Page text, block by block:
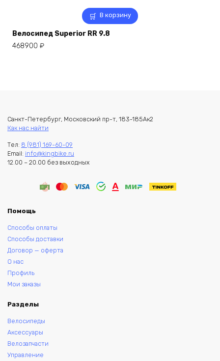
В корзину
Велосипед Superior RR 9.8
468900 ₽
Санкт-Петербург, Московский пр-т, 183-185Ак2
Как нас найти
Тел: 8 (981) 169-60-09
Email: info@kingbike.ru
12.00 – 20.00 без выходных
Помощь
Способы оплаты
Способы доставки
Договор — оферта
О нас
Профиль
Мои заказы
Разделы
Велосипеды
Аксессуары
Велозапчасти
Управление